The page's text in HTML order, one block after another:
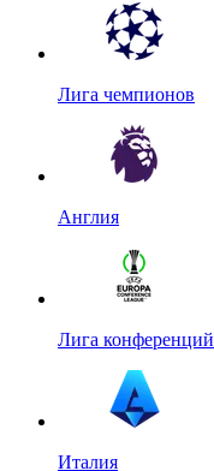
Лига чемпионов
Англия
Лига конференций
Италия